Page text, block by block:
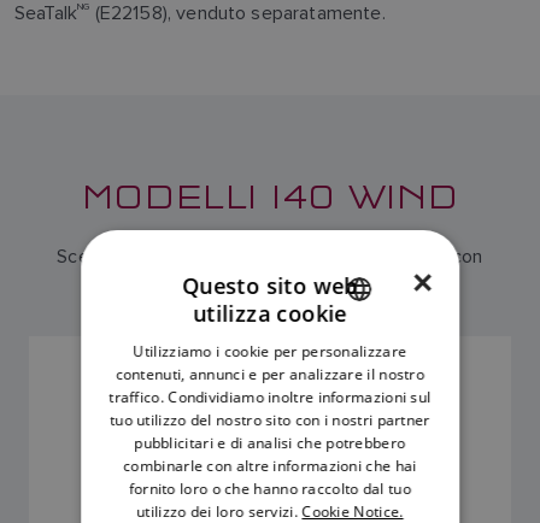
SeaTalkNG (E22158), venduto separatamente.
MODELLI I40 WIND
Scegli l'i40 Wind solo display o un kit i40 Wind con
trasduttore
DISPLAY STRUMENTO WIND
SKU: E70065
ENGLISH
FRENCH
DANISH
ITALIAN
SWEDISH
×
Questo sito web
utilizza cookie
Utilizziamo i cookie per personalizzare
contenuti, annunci e per analizzare il nostro
traffico. Condividiamo inoltre informazioni sul
tuo utilizzo del nostro sito con i nostri partner
pubblicitari e di analisi che potrebbero
combinarle con altre informazioni che hai
fornito loro o che hanno raccolto dal tuo
utilizzo dei loro servizi. Cookie Notice.